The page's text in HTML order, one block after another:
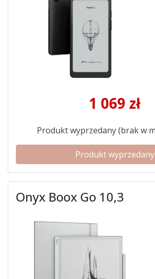
1 069 zł
Produkt wyprzedany (brak w
Produkt wyprzedany
Onyx Boox Go 10,3